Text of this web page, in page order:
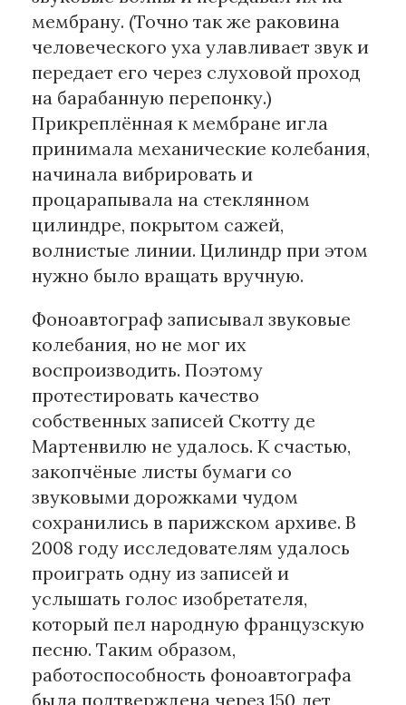
мембрану. (Точно так же раковина
человеческого уха улавливает звук и
передает его через слуховой проход
на барабанную перепонку.)
Прикреплённая к мембране игла
принимала механические колебания,
начинала вибрировать и
процарапывала на стеклянном
цилиндре, покрытом сажей,
волнистые линии. Цилиндр при этом
нужно было вращать вручную.
Фоноавтограф записывал звуковые
колебания, но не мог их
воспроизводить. Поэтому
протестировать качество
собственных записей Скотту де
Мартенвилю не удалось. К счастью,
закопчёные листы бумаги со
звуковыми дорожками чудом
сохранились в парижском архиве. В
2008 году исследователям удалось
проиграть одну из записей и
услышать голос изобретателя,
который пел народную французскую
песню. Таким образом,
работоспособность фоноавтографа
была подтверждена через 150 лет